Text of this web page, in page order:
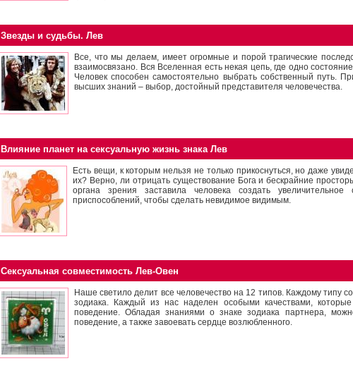
Звезды и судьбы. Лев
Все, что мы делаем, имеет огромные и порой трагические
взаимосвязано. Вся Вселенная есть некая цепь, где одно
Человек способен самостоятельно выбрать собственный путь.
высших знаний – выбор, достойный представителя человечества.
Влияние планет на сексуальную жизнь знака Лев
Есть вещи, к которым нельзя не только прикоснуться, но даже
их? Верно, ли отрицать существование Бога и бескрайние
органа зрения заставила человека создать
приспособлений, чтобы сделать невидимое видимым.
Сексуальная совместимость Лев-Овен
Наше светило делит все человечество на 12 типов. Каждому типу
зодиака. Каждый из нас наделен особыми качествами, которые
поведение. Обладая знаниями о знаке зодиака партнера,
поведение, а также завоевать сердце возлюбленного.